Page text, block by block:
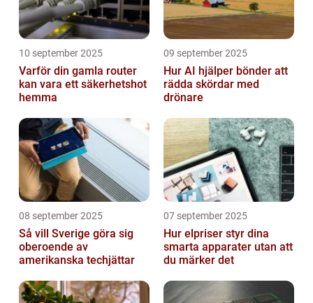
10 september 2025
Varför din gamla router
kan vara ett säkerhetshot
hemma
09 september 2025
Hur AI hjälper bönder att
rädda skördar med
drönare
08 september 2025
Så vill Sverige göra sig
oberoende av
amerikanska techjättar
07 september 2025
Hur elpriser styr dina
smarta apparater utan att
du märker det